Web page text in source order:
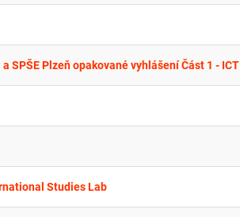
SPŠE Plzeň opakované vyhlášení Část 1 - ICT
Studies Lab